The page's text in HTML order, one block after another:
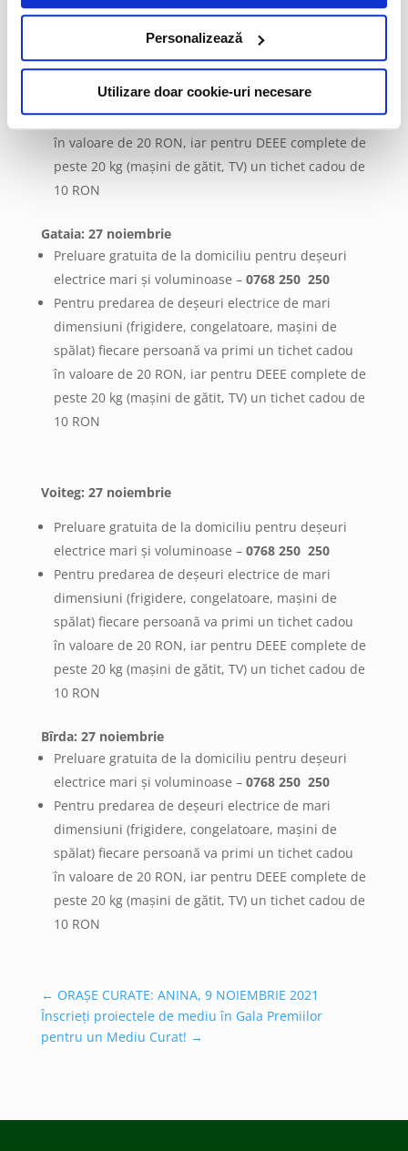
diferit de domeniul site-ului web pe care îl vizitați (cookie-
uri terțe). Găsiți în ferestrele Detalii și Despre informații
consimțământul cu privire la acestea.
Personalizează
Utilizare doar cookie-uri necesare
electrice mari și voluminoase –
0768 250 250
Pentru predarea de deșeuri electrice de mari
dimensiuni (frigidere, congelatoare, mașini de
spălat) fiecare persoană va primi un tichet cadou
în valoare de 20 RON, iar pentru DEEE complete de
peste 20 kg (mașini de gătit, TV) un tichet cadou de
10 RON
Gataia: 27 noiembrie
Preluare gratuita de la domiciliu pentru deșeuri
electrice mari și voluminoase – 0768 250 250
Pentru predarea de deșeuri electrice de mari
dimensiuni (frigidere, congelatoare, mașini de
spălat) fiecare persoană va primi un tichet cadou
în valoare de 20 RON, iar pentru DEEE complete de
peste 20 kg (mașini de gătit, TV) un tichet cadou de
10 RON
Voiteg: 27 noiembrie
Preluare gratuita de la domiciliu pentru deșeuri
electrice mari și voluminoase – 0768 250 250
Pentru predarea de deșeuri electrice de mari
dimensiuni (frigidere, congelatoare, mașini de
spălat) fiecare persoană va primi un tichet cadou
în valoare de 20 RON, iar pentru DEEE complete de
peste 20 kg (mașini de gătit, TV) un tichet cadou de
10 RON
Bîrda: 27 noiembrie
Preluare gratuita de la domiciliu pentru deșeuri
electrice mari și voluminoase – 0768 250 250
Pentru predarea de deșeuri electrice de mari
dimensiuni (frigidere, congelatoare, mașini de
spălat) fiecare persoană va primi un tichet cadou
în valoare de 20 RON, iar pentru DEEE complete de
peste 20 kg (mașini de gătit, TV) un tichet cadou de
10 RON
← ORAȘE CURATE: ANINA, 9 NOIEMBRIE 2021
Înscrieți proiectele de mediu în Gala Premiilor
pentru un Mediu Curat! →